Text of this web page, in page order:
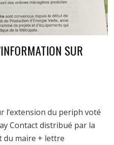
SUR
l’extension du periph voté
Contact distribué par la
du maire + lettre